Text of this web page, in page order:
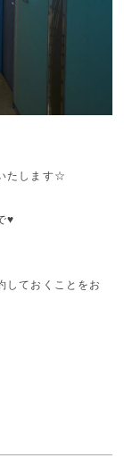
たします☆
♥
しておくことをお